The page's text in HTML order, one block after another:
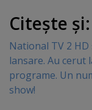
Citeşte şi:
National TV 2
lansare. Au cerut
programe. Un
show!